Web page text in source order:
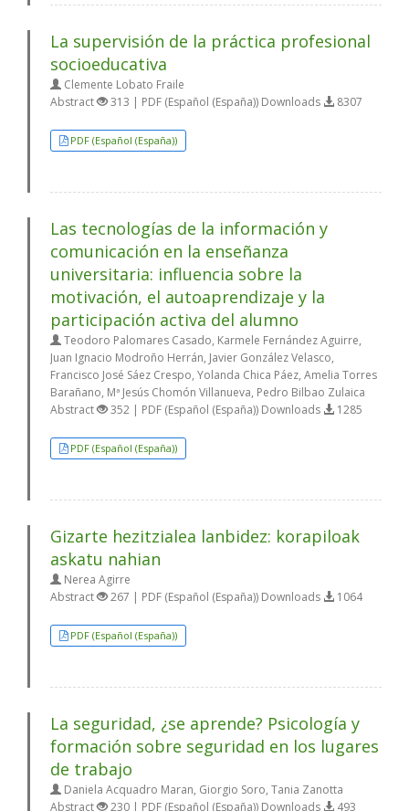
La supervisión de la práctica profesional
socioeducativa
Clemente Lobato Fraile
Abstract
313 | PDF (Español (España)) Downloads 8307
PDF (Español (España))
Las tecnologías de la información y
comunicación en la enseñanza
universitaria: influencia sobre la
motivación, el autoaprendizaje y la
participación activa del alumno
Teodoro Palomares Casado, Karmele Fernández Aguirre,
Juan Ignacio Modroño Herrán, Javier González Velasco,
Francisco José Sáez Crespo, Yolanda Chica Páez, Amelia Torres
Barañano, Mª Jesús Chomón Villanueva, Pedro Bilbao Zulaica
Abstract
352 | PDF (Español (España)) Downloads 1285
PDF (Español (España))
Gizarte hezitzialea lanbidez: korapiloak
askatu nahian
Nerea Agirre
Abstract
267 | PDF (Español (España)) Downloads 1064
PDF (Español (España))
La seguridad, ¿se aprende? Psicología y
formación sobre seguridad en los lugares
de trabajo
Daniela Acquadro Maran, Giorgio Soro, Tania Zanotta
Abstract
230 | PDF (Español (España)) Downloads 493